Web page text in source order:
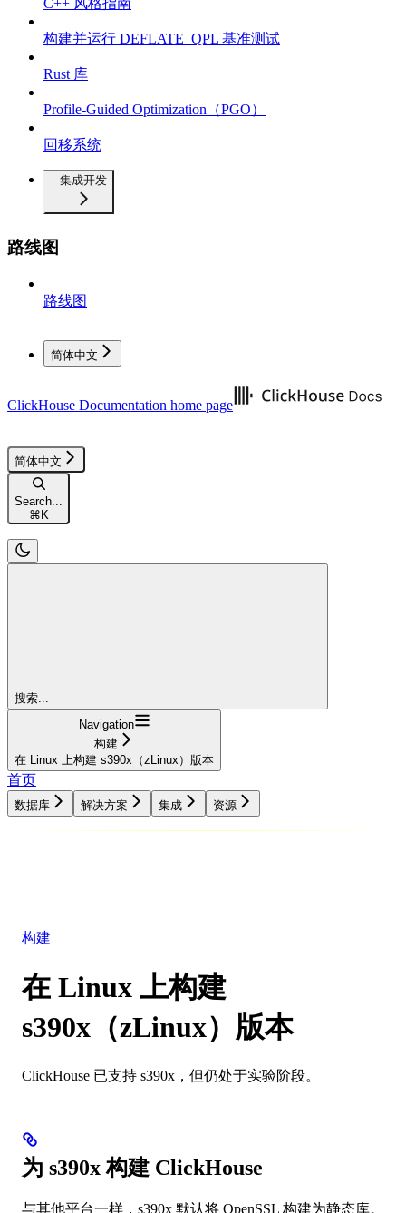
构建并运行 DEFLATE_QPL 基准测试
Rust 库
Profile-Guided Optimization（PGO）
回移系统
集成开发
路线图
路线图
简体中文
ClickHouse Documentation home page
简体中文
Search...
⌘ K
搜索...
Navigation
构建
在 Linux 上构建 s390x（zLinux）版本
首页
数据库 解决方案 集成 资源
构建
在 Linux 上构建
s390x（zLinux）版本
ClickHouse 已支持 s390x，但仍处于实验阶段。
为 s390x 构建 ClickHouse
与其他平台一样，s390x 默认将 OpenSSL 构建为静态库。